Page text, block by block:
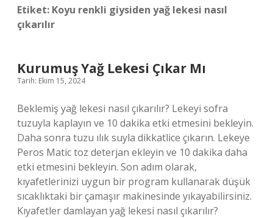
Etiket: Koyu renkli giysiden yağ lekesi nasıl
çıkarılır
Kurumuş Yağ Lekesi Çıkar Mı
Tarih: Ekim 15, 2024
Beklemiş yağ lekesi nasıl çıkarılır? Lekeyi sofra
tuzuyla kaplayın ve 10 dakika etki etmesini bekleyin.
Daha sonra tuzu ılık suyla dikkatlice çıkarın. Lekeye
Peros Matic toz deterjan ekleyin ve 10 dakika daha
etki etmesini bekleyin. Son adım olarak,
kıyafetlerinizi uygun bir program kullanarak düşük
sıcaklıktaki bir çamaşır makinesinde yıkayabilirsiniz.
Kıyafetler damlayan yağ lekesi nasıl çıkarılır?